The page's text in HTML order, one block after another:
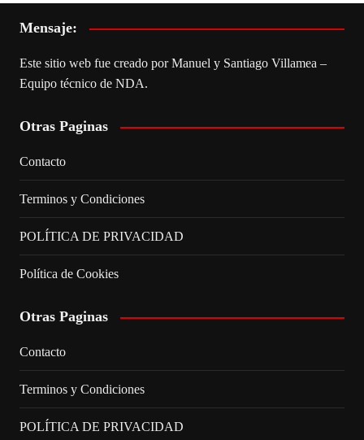
Mensaje:
Este sitio web fue creado por Manuel y Santiago Villamea –
Equipo técnico de NDA.
Otras Paginas
Contacto
Terminos y Condiciones
POLÍTICA DE PRIVACIDAD
Política de Cookies
Otras Paginas
Contacto
Terminos y Condiciones
POLÍTICA DE PRIVACIDAD